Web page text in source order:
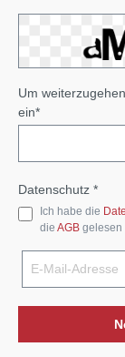
Um
ein*
Datenschutz *
Ich habe die
die AGB gelesen